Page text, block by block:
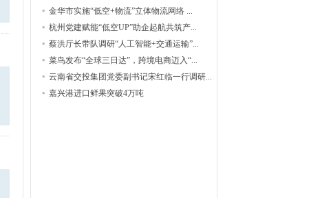
金华市实施“低空+物流”立体物流网络 ...
杭州党建赋能“低空UP”助企起航共筑产...
蔡洪厅长带队调研“人工智能+交通运输”...
菜鸟发布“全球三日达”，跨境电商迈入“...
云南省交投集团党委副书记宋红临一行调研...
嘉兴港进口鲜果突破4万吨